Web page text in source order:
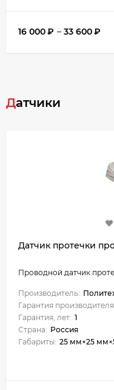
16 000₽ – 33 600₽
Датчики
Датчик протечки
Проводной датчик
Производитель:
Гарантия
Гарантия, лет: 1
Страна: Россия
Габариты: 25 мм×25